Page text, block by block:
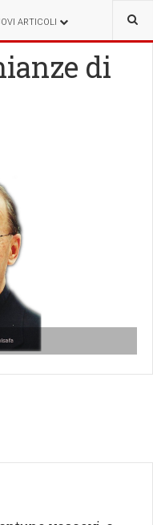
ARTICOLI
di